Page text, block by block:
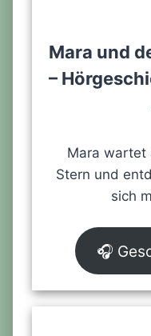
Mara und
–
Mara wartet
Stern und
sich
🎧